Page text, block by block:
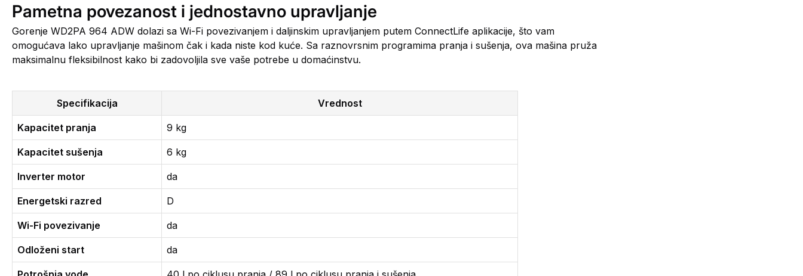
Pametna povezanost i jednostavno upravljanje
Gorenje WD2PA 964 ADW dolazi sa Wi-Fi povezivanjem i daljinskim upravljanjem putem ConnectLife aplikacije, što vam
omogućava lako upravljanje mašinom čak i kada niste kod kuće. Sa raznovrsnim programima pranja i sušenja, ova mašina pruža
maksimalnu fleksibilnost kako bi zadovoljila sve vaše potrebe u domaćinstvu.
Specifikacija Vrednost
Kapacitet pranja 9 kg
Kapacitet sušenja 6 kg
Inverter motor da
Energetski razred D
Wi-Fi povezivanje da
Odloženi start da